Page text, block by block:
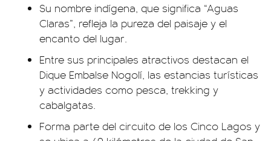
Su nombre indígena, que significa “Aguas
Claras”, refleja la pureza del paisaje y el
encanto del lugar.
Entre sus principales atractivos destacan el
Dique Embalse Nogolí, las estancias turísticas
y actividades como pesca, trekking y
cabalgatas.
Forma parte del circuito de los Cinco Lagos y